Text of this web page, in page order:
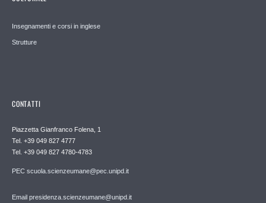
Insegnamenti e corsi in inglese
Strutture
CONTATTI
Piazzetta Gianfranco Folena, 1
Tel. +39 049 827 4777
Tel. +39 049 827 4780-4783
PEC scuola.scienzeumane@pec.unipd.it
Email presidenza.scienzeumane@unipd.it